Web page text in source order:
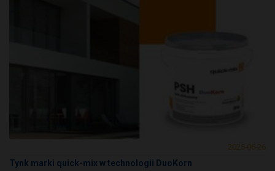
2025-06-26
Tynk marki quick-mix w technologii DuoKorn